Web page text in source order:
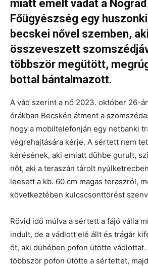
miatt emelt vádat a
Főügyészség egy
becskei nővel szemben, aki
összeveszett
többször megütött,
bottal bántalmazott.
A vád szerint a nő 2023. október 26-
órákban Becskén átment a
hogy a mobiltelefonján egy netbanki
végrehajtására kérje. A sértett nem
kérésének, aki emiatt dühbe gurult,
nőt, aki a teraszán tárolt
leesett a kb. 60 cm magas teraszról,
következtében kulcscsonttörést
Rövid idő múlva a sértett a fájó válla
indult, de a vádlott elé állt és trágár
őt, aki dühében pofon ütötte vádlottat.
többször pofon ütötte a sértettet,